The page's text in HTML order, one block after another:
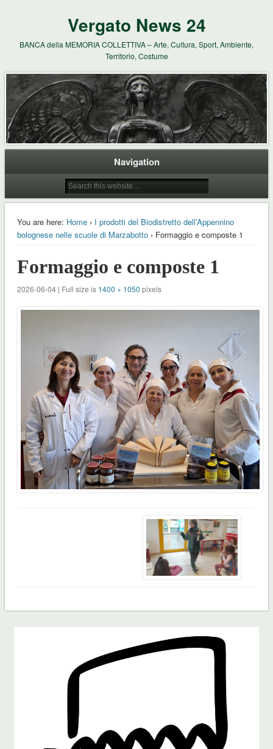
Vergato News 24
BANCA della MEMORIA COLLETTIVA – Arte, Cultura, Sport, Ambiente,
Territorio, Costume
Navigation
You are here: Home› I prodotti del Biodistretto dell’Appennino
bolognese nelle scuole di Marzabotto› Formaggio e composte 1
Formaggio e composte 1
2026-06-04 | Full size is 1400 × 1050 pixels